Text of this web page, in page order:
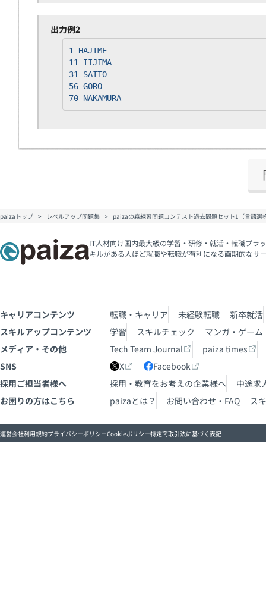
出力例2
1 HAJIME
11 IIJIMA
31 SAITO
56 GORO
70 NAKAMURA
paizaトップ レベルアップ問題集 paizaの森練習問題コンテスト過去問題セット1（言語選
IT人材向け国内最大級の学習・研修・就活・転職プラ
キルがある人ほど就職や転職が有利になる画期的なサ
キャリアコンテンツ 転職・キャリア 未経験転職
新卒就活
スキルアップコンテンツ
学習 スキルチェック
マンガ・ゲーム
メディア・その他
Tech Team Journal
paiza times
SNS
X
Facebook
採用ご担当者様へ
採用・教育をお考えの企業様へ
中途求
お困りの方はこちら
paizaとは？ お問い合わせ・FAQ ス
運営会社利用規約プライバシーポリシーCookieポリシー特定商取引法に基づく表記